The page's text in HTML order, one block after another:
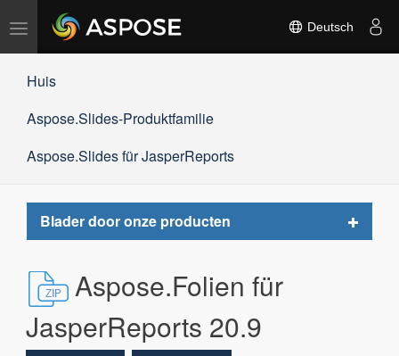
Navigation
umschalten
Deutsch
Huis
Aspose.Slides-Produktfamilie
Aspose.Slides für JasperReports
Blader door onze producten
Toggle
Aspose.Folien für
JasperReports 20.9